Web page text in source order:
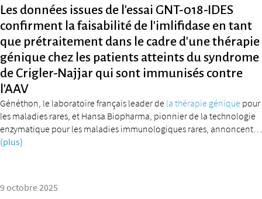
Les données issues de l’essai GNT-018-IDES
confirment la faisabilité de l’imlifidase en tant
que prétraitement dans le cadre d’une thérapie
génique chez les patients atteints du syndrome
de Crigler-Najjar qui sont immunisés contre
l’AAV
Généthon, le laboratoire français leader de la thérapie génique pour
les maladies rares, et Hansa Biopharma, pionnier de la technologie
enzymatique pour les maladies immunologiques rares, annoncent…
(plus)
9 octobre 2025